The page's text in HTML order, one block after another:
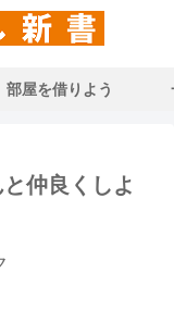
部屋を借りよう
仲良くしよ